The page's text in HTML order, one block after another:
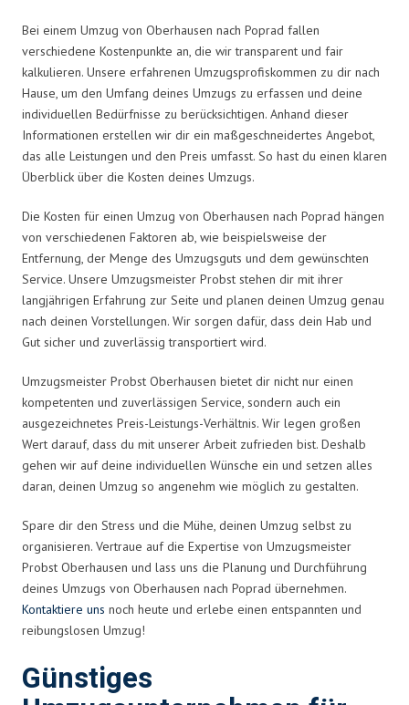
Bei einem Umzug von Oberhausen nach Poprad fallen
verschiedene Kostenpunkte an, die wir transparent und fair
kalkulieren. Unsere erfahrenen Umzugsprofiskommen zu dir nach
Hause, um den Umfang deines Umzugs zu erfassen und deine
individuellen Bedürfnisse zu berücksichtigen. Anhand dieser
Informationen erstellen wir dir ein maßgeschneidertes Angebot,
das alle Leistungen und den Preis umfasst. So hast du einen klaren
Überblick über die Kosten deines Umzugs.
Die Kosten für einen Umzug von Oberhausen nach Poprad hängen
von verschiedenen Faktoren ab, wie beispielsweise der
Entfernung, der Menge des Umzugsguts und dem gewünschten
Service. Unsere Umzugsmeister Probst stehen dir mit ihrer
langjährigen Erfahrung zur Seite und planen deinen Umzug genau
nach deinen Vorstellungen. Wir sorgen dafür, dass dein Hab und
Gut sicher und zuverlässig transportiert wird.
Umzugsmeister Probst Oberhausen bietet dir nicht nur einen
kompetenten und zuverlässigen Service, sondern auch ein
ausgezeichnetes Preis-Leistungs-Verhältnis. Wir legen großen
Wert darauf, dass du mit unserer Arbeit zufrieden bist. Deshalb
gehen wir auf deine individuellen Wünsche ein und setzen alles
daran, deinen Umzug so angenehm wie möglich zu gestalten.
Spare dir den Stress und die Mühe, deinen Umzug selbst zu
organisieren. Vertraue auf die Expertise von Umzugsmeister
Probst Oberhausen und lass uns die Planung und Durchführung
deines Umzugs von Oberhausen nach Poprad übernehmen.
Kontaktiere uns noch heute und erlebe einen entspannten und
reibungslosen Umzug!
Günstiges